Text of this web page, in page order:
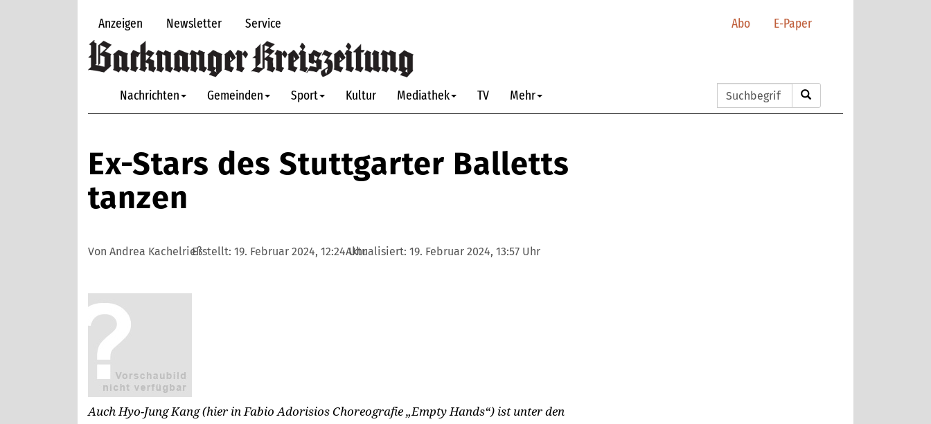
Anzeigen Newsletter Service Abo E-Paper
Nachrichten Gemeinden Sport Kultur Mediathek TV Mehr
Ex-Stars des Stuttgarter Balletts
tanzen
Von Andrea KachelrießErstellt: 19. Februar 2024, 12:24 UhrAktualisiert: 19. Februar 2024, 13:57 Uhr
Auch Hyo-Jung Kang (hier in Fabio Adorisios Choreografie „Empty Hands“) ist unter den